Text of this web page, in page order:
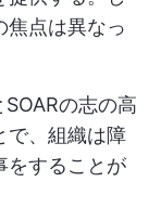
焦点は異なっ
の志の高
で、組織は障
をすることが